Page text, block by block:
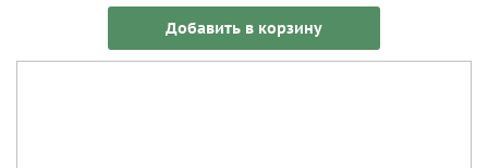
Добавить в корзину